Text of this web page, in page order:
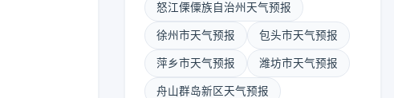
怒江傈僳族自治州天气预报
徐州市天气预报 包头市天气预报
萍乡市天气预报 潍坊市天气预报
舟山群岛新区天气预报